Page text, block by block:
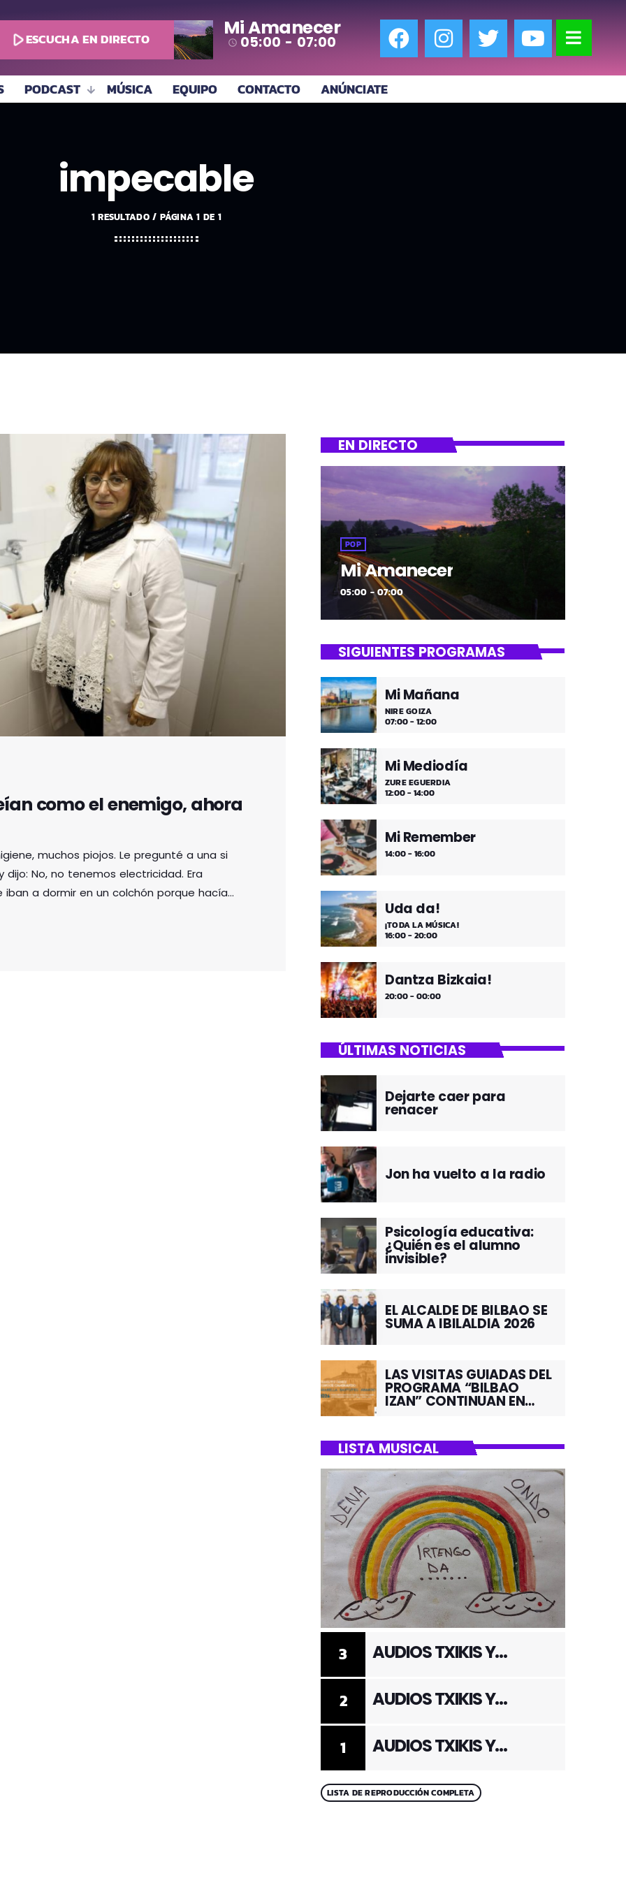
play_arrowESCUCHA EN DIRECTO Mi Amanecer
access_time 05:00 - 07:00
PODCAST MÚSICA EQUIPO CONTACTO ANÚNCIATE
impecable
1 RESULTADO / PÁGINA 1 DE 1
como el enemigo, ahora
muchos piojos. Le pregunté a una si
No, no tenemos electricidad. Era
a dormir en un colchón porque hacía
mucho tiempo, pero la asistente higienista
EN DIRECTO
POP
Mi Amanecer
05:00 - 07:00
SIGUIENTES PROGRAMAS
Mi Mañana
NIRE GOIZA
07:00 - 12:00
Mi Mediodía
ZURE EGUERDIA
12:00 - 14:00
Mi Remember
14:00 - 16:00
Uda da!
¡TODA LA MÚSICA!
16:00 - 20:00
Dantza Bizkaia!
20:00 - 00:00
ÚLTIMAS NOTICIAS
Dejarte caer para
renacer
Jon ha vuelto a la radio
Psicología educativa:
¿Quién es el alumno
invisible?
EL ALCALDE DE BILBAO SE
SUMA A IBILALDIA 2026
LAS VISITAS GUIADAS DEL
PROGRAMA “BILBAO
IZAN” CONTINUAN EN
LISTA MUSICAL
1 AUDIOS TXIKIS Y
2 AUDIOS TXIKIS Y
3 AUDIOS TXIKIS Y
LISTA DE REPRODUCCIÓN COMPLETA